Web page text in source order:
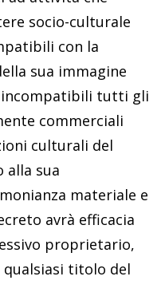
socio-culturale
con la
sua immagine
incompatibili tutti gli
commerciali
culturali del
alla sua
materiale e
avrà efficacia
proprietario,
qualsiasi titolo del